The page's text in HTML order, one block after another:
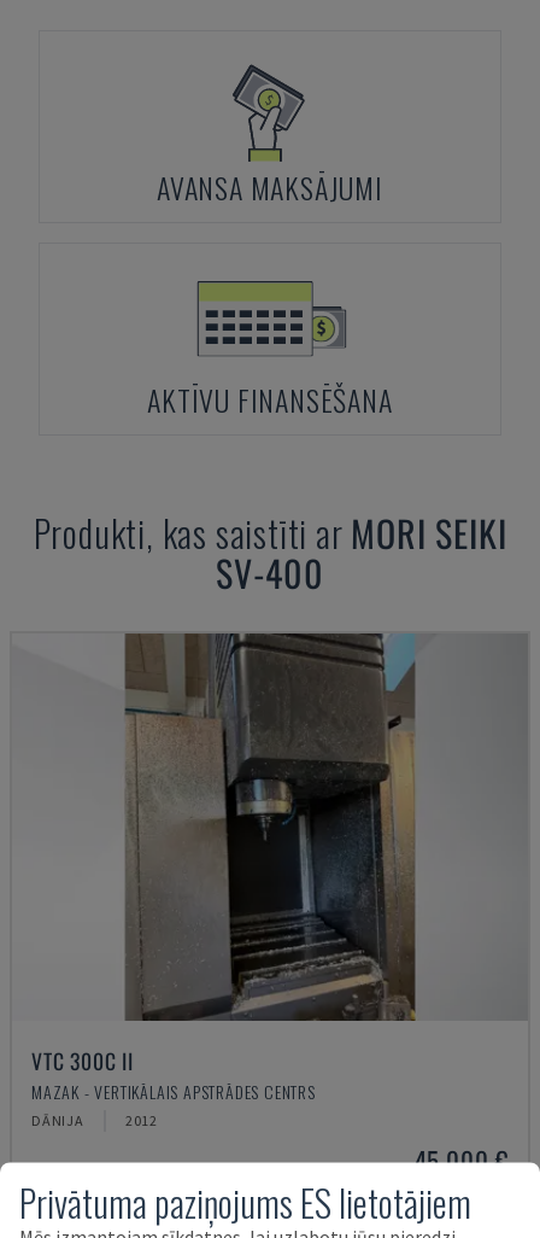
AVANSA MAKSĀJUMI
AKTĪVU FINANSĒŠANA
Produkti, kas saistīti ar MORI SEIKI
SV-400
VTC 300C II
MAZAK - VERTIKĀLAIS APSTRĀDES CENTRS
DĀNIJA 2012
45.000 €
Privātuma paziņojums ES lietotājiem